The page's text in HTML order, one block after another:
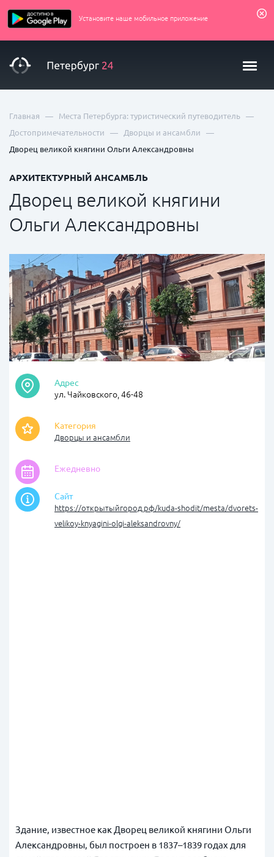
Установите наше мобильное приложение
Главная — Места Петербурга: туристический путеводитель —
Достопримечательности — Дворцы и ансамбли —
Дворец великой княгини Ольги Александровны
АРХИТЕКТУРНЫЙ АНСАМБЛЬ
Дворец великой княгини
Ольги Александровны
Адрес
ул. Чайковского, 46-48
Категория
Дворцы и ансамбли
Ежедневно
Сайт
https://открытыйгород.рф/kuda-shodit/mesta/dvorets-
velikoy-knyagini-olgi-aleksandrovny/
Здание, известное как Дворец великой княгини Ольги
Александровны, был построен в 1837–1839 годах для